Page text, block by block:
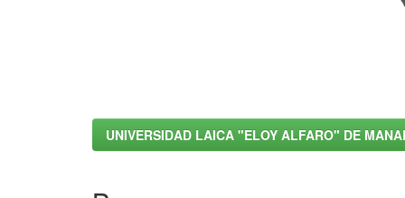
UNIVERSIDAD LAICA "ELOY ALFARO" DE